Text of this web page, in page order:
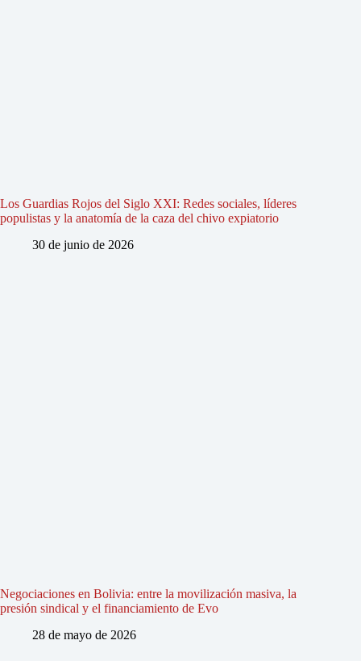
Los Guardias Rojos del Siglo XXI: Redes sociales, líderes
populistas y la anatomía de la caza del chivo expiatorio
30 de junio de 2026
Negociaciones en Bolivia: entre la movilización masiva, la
presión sindical y el financiamiento de Evo
28 de mayo de 2026